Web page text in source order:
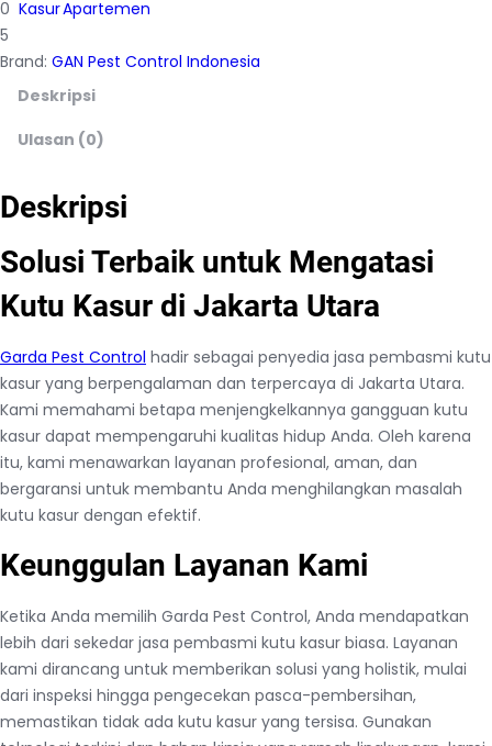
0
5
KasurApartemen
Brand: GAN Pest Control Indonesia
Deskripsi
Ulasan (0)
Deskripsi
Solusi Terbaik untuk Mengatasi
Kutu Kasur di Jakarta Utara
Garda Pest Control hadir sebagai penyedia jasa pembasmi kutu
kasur yang berpengalaman dan terpercaya di Jakarta Utara.
Kami memahami betapa menjengkelkannya gangguan kutu
kasur dapat mempengaruhi kualitas hidup Anda. Oleh karena
itu, kami menawarkan layanan profesional, aman, dan
bergaransi untuk membantu Anda menghilangkan masalah
kutu kasur dengan efektif.
Keunggulan Layanan Kami
Ketika Anda memilih Garda Pest Control, Anda mendapatkan
lebih dari sekedar jasa pembasmi kutu kasur biasa. Layanan
kami dirancang untuk memberikan solusi yang holistik, mulai
dari inspeksi hingga pengecekan pasca-pembersihan,
memastikan tidak ada kutu kasur yang tersisa. Gunakan